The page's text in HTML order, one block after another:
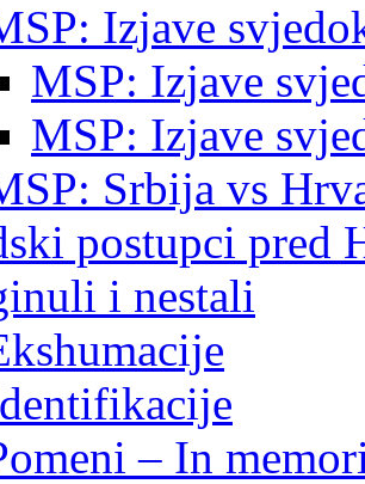
Izjave
MSP: Izjave
MSP: Izjave
Srbija vs
postupci pred
i nestali
– In